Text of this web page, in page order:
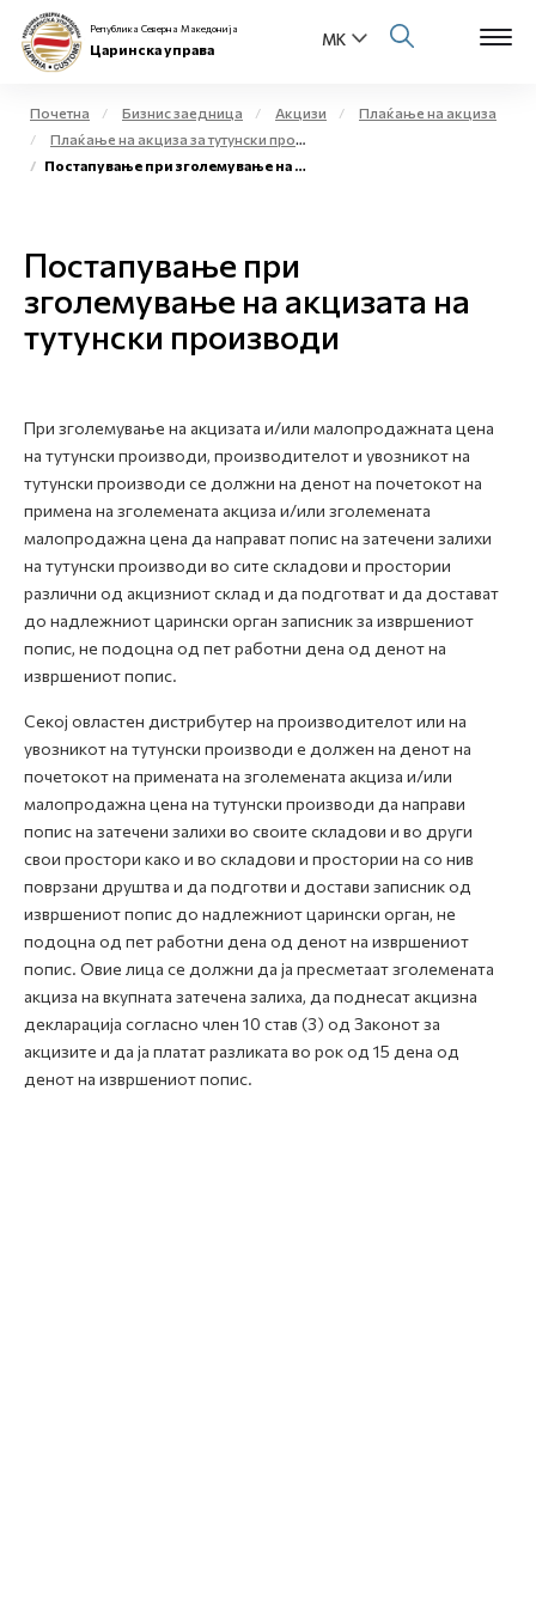
За нас
Бизнис заедница
Е-Царина
Е-Весник
Република Северна Македонија
Царинска управа
Почетна Бизнис заедница Акцизи
Плаќање на акциза
Плаќање на акциза за тутунски производи
Постапување при зголемување на акцизата на тутунски производи
Постапување при
зголемување на акцизата на
тутунски производи
При зголемување на акцизата и/или малопродажната цена
на тутунски производи, производителот и увозникот на
тутунски производи се должни на денот на почетокот на
примена на зголемената акциза и/или зголемената
малопродажна цена да направат попис на затечени залихи
на тутунски производи во сите складови и простории
различни од акцизниот склад и да подготват и да достават
до надлежниот царински орган записник за извршениот
попис, не подоцна од пет работни дена од денот на
извршениот попис.
Секој овластен дистрибутер на производителот или на
увозникот на тутунски производи е должен на денот на
почетокот на примената на зголемената акциза и/или
малопродажна цена на тутунски производи да направи
попис на затечени залихи во своите складови и во други
свои простори како и во складови и простории на со нив
поврзани друштва и да подготви и достави записник од
извршениот попис до надлежниот царински орган, не
подоцна од пет работни дена од денот на извршениот
попис. Овие лица се должни да ја пресметаат зголемената
акциза на вкупната затечена залиха, да поднесат акцизна
декларација согласно член 10 став (3) од Законот за
акцизите и да ја платат разликата во рок од 15 дена од
денот на извршениот попис.